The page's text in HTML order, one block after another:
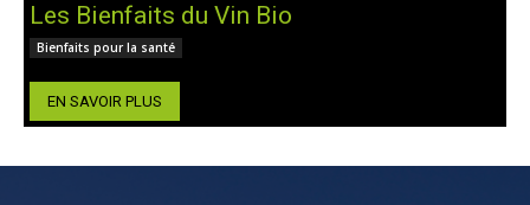
Les Bienfaits du Vin Bio
Bienfaits pour la santé
EN SAVOIR PLUS